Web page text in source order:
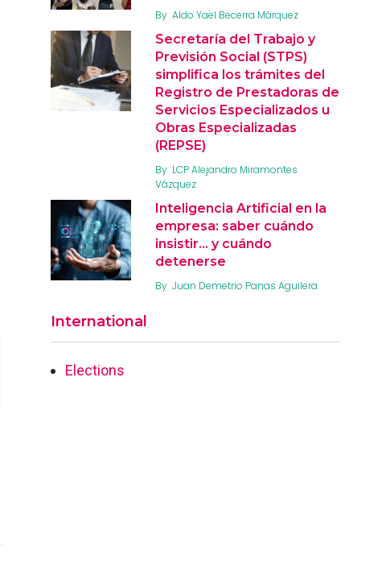
By Aldo Yael Becerra Márquez
Secretaría del Trabajo y
Previsión Social (STPS)
simplifica los trámites del
Registro de Prestadoras de
Servicios Especializados u
Obras Especializadas
(REPSE)
By LCP Alejandro Miramontes
Vázquez
Inteligencia Artificial en la
empresa: saber cuándo
insistir… y cuándo
detenerse
By Juan Demetrio Panas Aguilera
International
Elections